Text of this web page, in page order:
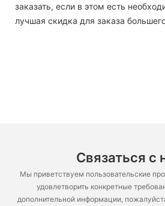
заказать, если в этом есть
лучшая скидка для заказа
Связаться с
Мы приветствуем пользовательские
удовлетворить конкретные
дополнительной информации,